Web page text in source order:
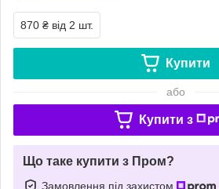
870 ₴ від 2 шт.
Купити
або
Купити з
Що таке купити з Пром?
Замовлення під захистом